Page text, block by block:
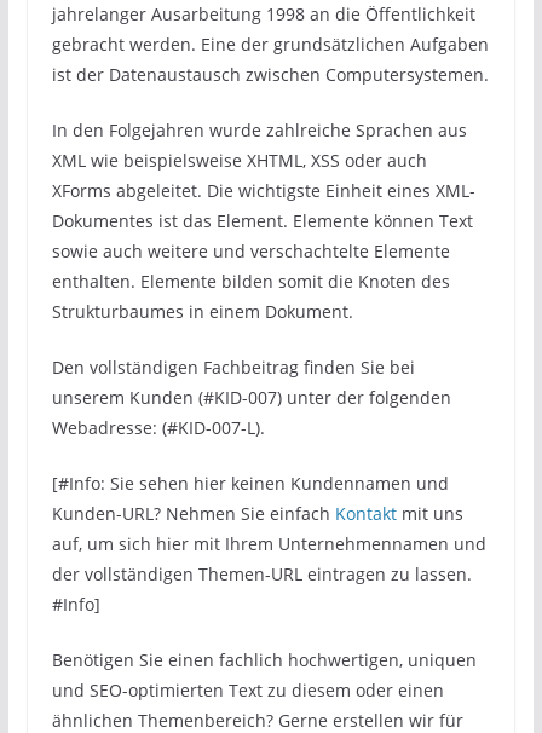
jahrelanger Ausarbeitung 1998 an die Öffentlichkeit
gebracht werden. Eine der grundsätzlichen Aufgaben
ist der Datenaustausch zwischen Computersystemen.
In den Folgejahren wurde zahlreiche Sprachen aus
XML wie beispielsweise XHTML, XSS oder auch
XForms abgeleitet. Die wichtigste Einheit eines XML-
Dokumentes ist das Element. Elemente können Text
sowie auch weitere und verschachtelte Elemente
enthalten. Elemente bilden somit die Knoten des
Strukturbaumes in einem Dokument.
Den vollständigen Fachbeitrag finden Sie bei
unserem Kunden (#KID-007) unter der folgenden
Webadresse: (#KID-007-L).
[#Info: Sie sehen hier keinen Kundennamen und
Kunden-URL? Nehmen Sie einfach Kontaktmit uns
auf, um sich hier mit Ihrem Unternehmennamen und
der vollständigen Themen-URL eintragen zu lassen.
#Info]
Benötigen Sie einen fachlich hochwertigen, uniquen
und SEO-optimierten Text zu diesem oder einen
ähnlichen Themenbereich? Gerne erstellen wir für